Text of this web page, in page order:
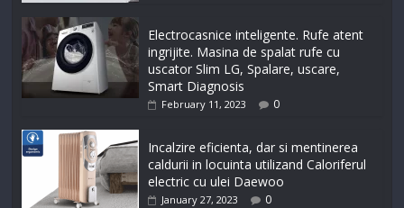
Electrocasnice inteligente. Rufe atent
ingrijite. Masina de spalat rufe cu
uscator Slim LG, Spalare, uscare,
Smart Diagnosis
February 11, 2023 0
Incalzire eficienta, dar si mentinerea
caldurii in locuinta utilizand Caloriferul
electric cu ulei Daewoo
January 27, 2023 0